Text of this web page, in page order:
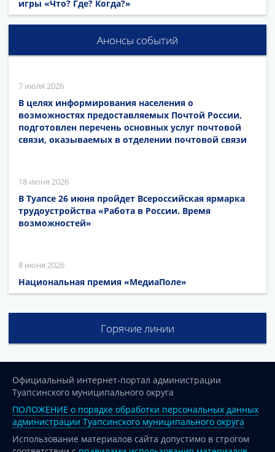
игры «Что? Где? Когда?»
Анонсы событий
7 июля 2026
В целях информирования населения о
возможностях предоставляемых Почтой России,
подготовлен перечень основных услуг почтовой
связи, оказываемых в отделении почтовой связи
18 июня 2026
В Туапсе 26 июня пройдет Всероссийская ярмарка
трудоустройства «Работа в России. Время
возможностей»
8 июня 2026
Национальная премия «МедиаПоле»
Горячие линии
Официальный интернет-портал администрации
Туапсинского муниципального округа
ПОЛОЖЕНИЕ о порядке обработки персональных данных
администрации Туапсинского муниципального округа
Использование материалов сайта допустимо в строгом